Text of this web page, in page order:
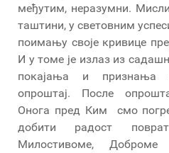
међутим, неразумни.
таштини, у световним
поимању своје кривице
И у томе је излаз из
покајања и признања
опроштај. После
Онога пред Ким смо
добити радост
Милостивоме,